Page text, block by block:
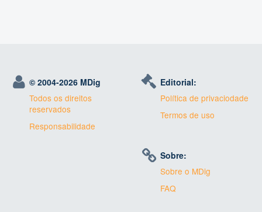
© 2004-2026 MDig
Todos os direitos
reservados
Responsabilidade
Editorial:
Política de privaciodade
Termos de uso
Sobre:
Sobre o MDig
FAQ